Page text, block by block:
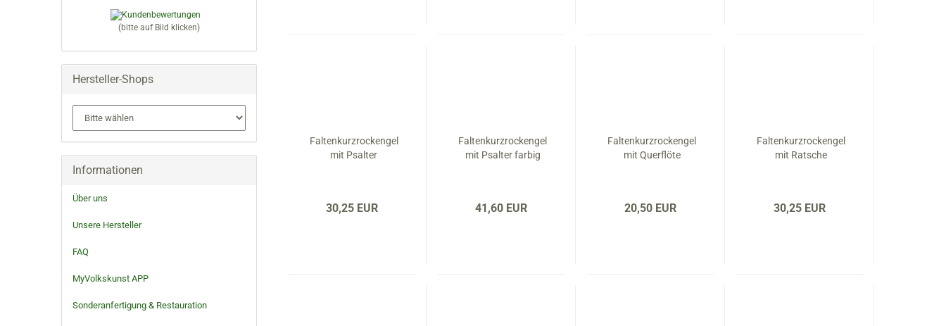
Faltenkurzrockengel
mit Psalter
30,25 EUR
Faltenkurzrockengel
mit Psalter farbig
41,60 EUR
Faltenkurzrockengel
mit Querflöte
20,50 EUR
Faltenkurzrockengel
mit Ratsche
30,25 EUR
(bitte auf Bild klicken)
Hersteller-Shops
Informationen
Über uns
Unsere Hersteller
FAQ
MyVolkskunst APP
Sonderanfertigung & Restauration